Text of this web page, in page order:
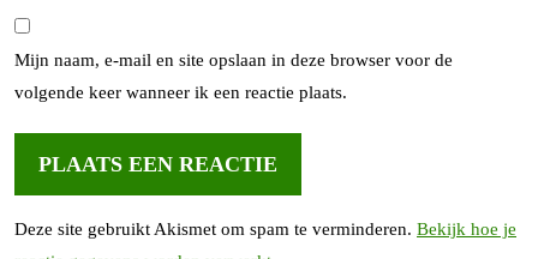
Mijn naam, e-mail en site opslaan in deze browser voor de
volgende keer wanneer ik een reactie plaats.
Deze site gebruikt Akismet om spam te verminderen. Bekijk hoe je